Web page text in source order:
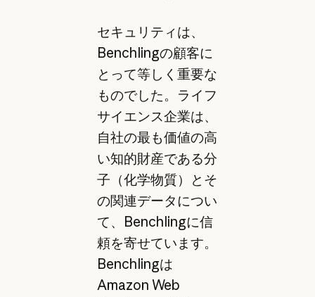
セキュリティは、
Benchlingの顧客に
とって等しく重要な
ものでした。ライフ
サイエンス企業は、
自社の最も価値の高
い知的財産である分
子（化学物質）とそ
の関連データについ
て、Benchlingに信
頼を寄せています。
Benchlingは
Amazon Web